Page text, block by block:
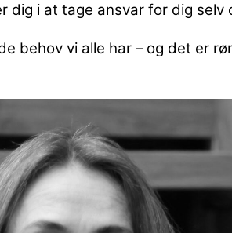
i at tage ansvar for dig selv
vi alle har – og det er